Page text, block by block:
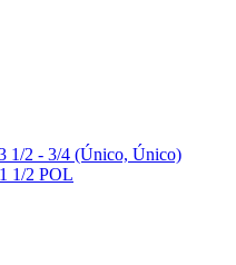
1/2 - 3/4 (Único, Único)